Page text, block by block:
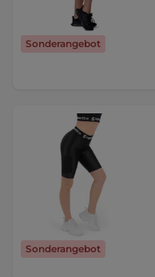
Sonderangebot
Sonderangebot